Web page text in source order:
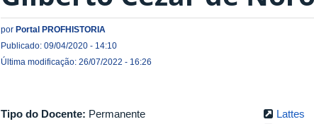
por Portal PROFHISTORIA
Publicado: 09/04/2020 - 14:10
Última modificação: 26/07/2022 - 16:26
Tipo do Docente: Permanente
Lattes